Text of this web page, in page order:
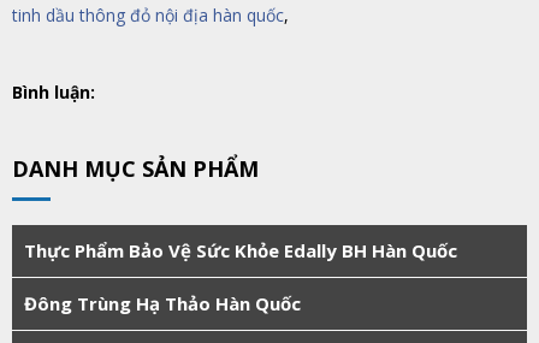
tinh dầu thông đỏ nội địa hàn quốc,
Bình luận:
DANH MỤC SẢN PHẨM
Thực Phẩm Bảo Vệ Sức Khỏe Edally BH Hàn Quốc
Đông Trùng Hạ Thảo Hàn Quốc